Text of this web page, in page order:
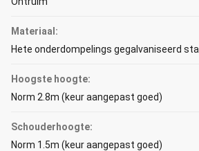
Materiaal:
Hete onderdompelings gegalvaniseerd
Hoogste hoogte:
Norm 2.8m (keur aangepast goed)
Schouderhoogte:
Norm 1.5m (keur aangepast goed)